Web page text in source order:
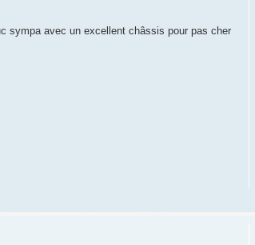
sympa avec un excellent châssis pour pas cher